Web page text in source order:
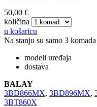
50,00 €
količina
u košaricu
Na stanju su samo 3
modeli uređaja
dostava
BALAY
3BD866MX, 3BD896MX,
3BT860X